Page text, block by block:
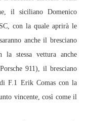
il siciliano Domenico
con la quale aprirà le
anche il bresciano
stessa vettura anche
911), il bresciano
F.1 Erik Comas con la
vincente, così come il